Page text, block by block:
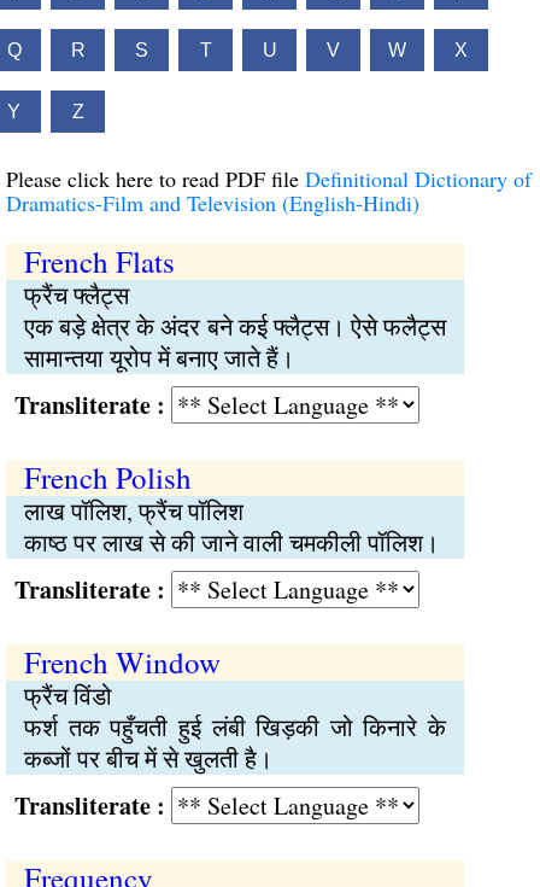
Q R S T U V W X
Y Z
Please click here to read PDF file Definitional Dictionary of
Dramatics-Film and Television (English-Hindi)
French Flats
फ्रैंच फ्लैट्स
एक बड़े क्षेत्र के अंदर बने कई फ्लैट्स। ऐसे फलैट्स
सामान्तया यूरोप में बनाए जाते हैं।
:
French Polish
लाख पॉलिश, फ्रैंच पॉलिश
काष्ठ पर लाख से की जाने वाली चमकीली पॉलिश।
:
French Window
फ्रैंच विंडो
फर्श तक पहुँचती हुई लंबी खिड़की जो किनारे के
कब्जों पर बीच में से खुलती है।
:
Frequency